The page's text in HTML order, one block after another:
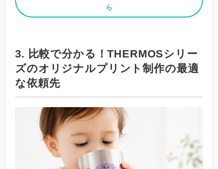
ら
3. 比較で分かる！THERMOSシリー
ズのオリジナルプリント制作の最適
な依頼先